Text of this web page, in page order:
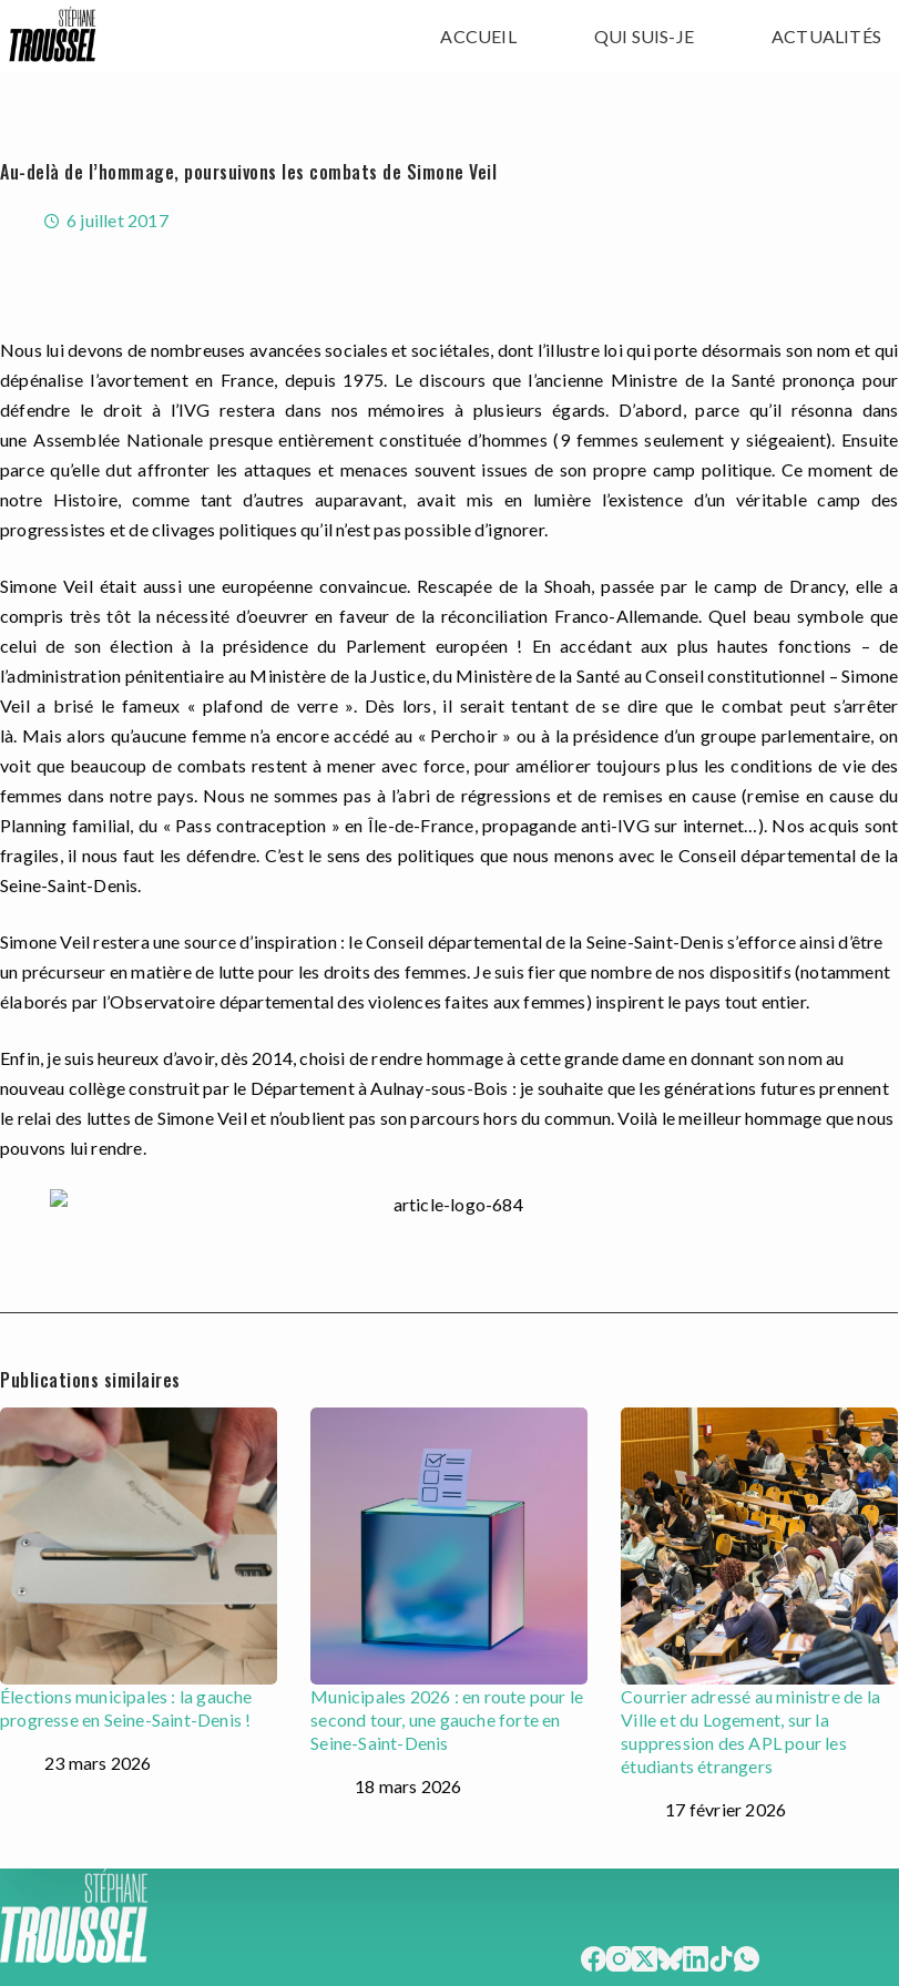
au
ACCUEIL QUI SUIS-JE ACTUALITÉS
Au-delà de l’hommage, poursuivons les combats de Simone Veil
6 juillet 2017
Nous lui devons de nombreuses avancées sociales et sociétales, dont l’illustre loi qui porte désormais son nom et qui
dépénalise l’avortement en France, depuis 1975. Le discours que l’ancienne Ministre de la Santé prononça pour
défendre le droit à l’IVG restera dans nos mémoires à plusieurségards. D’abord, parce qu’il résonna dans
uneAssemblée Nationale presque entièrement constituée d’hommes (9 femmes seulement y siégeaient). Ensuite
parce qu’elle dutaffronter les attaques et menaces souvent issues de son propre camp politique. Ce moment de
notre Histoire, comme tant d’autres auparavant, avait mis en lumière l’existence d’un véritable camp des
progressistes et de clivages politiques qu’il n’est pas possible d’ignorer.
Simone Veil était aussi une européenne convaincue. Rescapée de la Shoah, passée par le camp de Drancy, ellea
compris très tôt la nécessité d’oeuvrer en faveur de la réconciliation Franco-Allemande. Quel beau symbole que
celui de son électionà la présidence du Parlement européen ! En accédant aux plus hautes fonctions –de
l’administration pénitentiaire au Ministère de la Justice, du Ministère de la Santé au Conseil constitutionnel –Simone
Veil a brisé le fameux « plafond de verre». Dès lors, il serait tentant de se dire que le combat peut s’arrêter
là. Maisalors qu’aucune femme n’a encore accédé au « Perchoir»ou à la présidence d’un groupe parlementaire, on
voit que beaucoup de combats restentàmener avec force, pour améliorer toujours plus les conditions de vie des
femmes dans notre pays. Nous ne sommes pas à l’abri de régressions et de remises en cause (remise en cause du
Planning familial, du « Pass contraception »en Île-de-France, propagande anti-IVG sur internet…). Nos acquis sont
fragiles, il nous faut les défendre. C’est le sens des politiques que nous menons avec le Conseil départemental de la
Seine-Saint-Denis.
Simone Veil restera une source d’inspiration : le Conseil départemental de la Seine-Saint-Denis s’efforce ainsi d’être
un précurseur en matière de lutte pour les droits des femmes. Je suis fier que nombre de nos dispositifs (notamment
élaborés par l’Observatoire départemental des violences faites aux femmes) inspirent le pays tout entier.
Enfin, je suis heureux d’avoir, dès 2014, choisi de rendre hommage à cette grande dame en donnant son nom au
nouveau collège construit par le DépartementàAulnay-sous-Bois : je souhaite que les générations futures prennent
le relai des luttes de Simone Veil et n’oublient pas son parcours hors du commun.Voilà le meilleur hommage que nous
pouvons lui rendre.
Publications similaires
Élections municipales : la gauche
progresse en Seine-Saint-Denis !
23 mars 2026
Municipales 2026 : en route pour le
second tour, une gauche forte en
Seine-Saint-Denis
18 mars 2026
Courrier adressé au ministre de la
Ville et du Logement, sur la
suppression des APL pour les
étudiants étrangers
17 février 2026